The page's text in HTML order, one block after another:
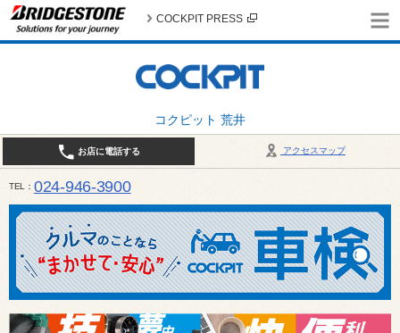
COCKPIT PRESS
コクピット 荒井
アクセスマップ
お店に電話する
TEL 024-946-3900
平日 9:30～19:00 日・祝日 9:30～18:00 / 定休日：毎週火曜日・繁忙期（4月・12月）を除
ご確認ください。